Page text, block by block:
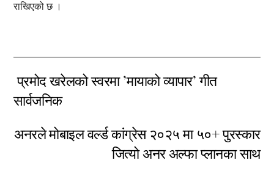
राखिएको छ ।
प्रमोद खरेलको स्वरमा ’मायाको व्यापार’ गीत
सार्वजनिक
अनरले मोबाइल वर्ल्ड कांग्रेस २०२५ मा ५०+ पुरस्कार
जित्यो अनर अल्फा प्लानका साथ